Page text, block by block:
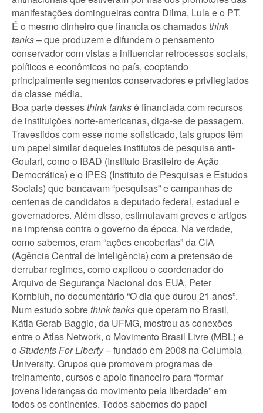
manifestações domingueiras contra Dilma, Lula e o PT.
É o mesmo dinheiro que financia os chamadosthink
tanks– que produzem e difundem o pensamento
conservador com vistas a influenciar retrocessos sociais,
políticos e econômicos no país, cooptando
principalmente segmentos conservadores e privilegiados
da classe média.
Boa parte dessesthink tanksé financiada com recursos
de instituições norte-americanas, diga-se de passagem.
Travestidos com esse nome sofisticado, tais grupos têm
um papel similar daqueles institutos de pesquisa anti-
Goulart, como o IBAD (Instituto Brasileiro de Ação
Democrática) e o IPES (Instituto de Pesquisas e Estudos
Sociais) que bancavam “pesquisas” e campanhas de
centenas de candidatos a deputado federal, estadual e
governadores. Além disso, estimulavam greves e artigos
na imprensa contra o governo da época. Na verdade,
como sabemos, eram “ações encobertas” da CIA
(Agência Central de Inteligência) com a pretensão de
derrubar regimes, como explicou o coordenador do
Arquivo de Segurança Nacional dos EUA, Peter
Kornbluh, no documentário “O dia que durou 21 anos”.
Num estudo sobrethink tanksque operam no Brasil,
Kátia Gerab Baggio, da UFMG, mostrou as conexões
entre o Atlas Network, o Movimento Brasil Livre (MBL) e
o Students For Liberty– fundado em 2008 na Columbia
University. Grupos que promovem programas de
treinamento, cursos e apoio financeiro para “formar
jovens lideranças do movimento pela liberdade” em
todos os continentes. Todos sabemos do papel